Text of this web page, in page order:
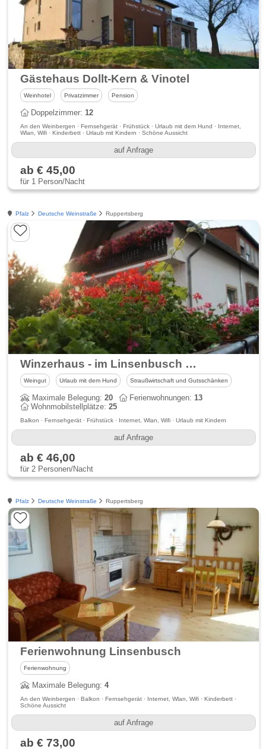
Gästehaus Dollt-Kern & Vinotel
Weinhotel Privatzimmer Pension
Doppelzimmer:12
An den Weinbergen · Fernsehgerät · Frühstück · Urlaub mit dem Hund · Internet,
Wlan, Wifi · Kinderbett · Urlaub mit Kindern · Schöne Aussicht
auf Anfrage
ab € 45,00
für 1 Person/Nacht
Pfalz Deutsche Weinstraße Ruppertsberg
Winzerhaus - im Linsenbusch - Ferienwohnungen & Winzerrestaurant
Weingut Urlaub mit dem Hund Straußwirtschaft und Gutsschänken
Maximale Belegung:20 Ferienwohnungen:13
Wohnmobilstellplätze:25
Balkon · Fernsehgerät · Frühstück · Internet, Wlan, Wifi · Urlaub mit Kindern
auf Anfrage
ab € 46,00
für 2 Personen/Nacht
Pfalz Deutsche Weinstraße Ruppertsberg
Ferienwohnung Linsenbusch
Ferienwohnung
Maximale Belegung:4
An den Weinbergen · Balkon · Fernsehgerät · Internet, Wlan, Wifi · Kinderbett ·
Schöne Aussicht
auf Anfrage
ab € 73,00